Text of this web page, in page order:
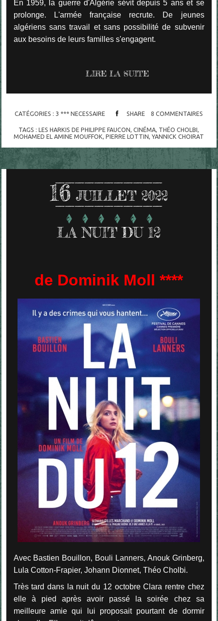
En 1959, la guerre d'Algérie sévit depuis 5 ans et se
prolonge. L'armée française recrute. De jeunes
algériens sans travail et sans possibilité de subvenir
aux besoins de leurs familles s'engagent.
LIRE LA SUITE
CATÉGORIES : 3 *** NECESSAIRE SHARE 8 COMMENTAIRES
TAGS :LES HARKIS DE PHILIPPE FAUCON ,CINÉMA THÉO CHOLBI
MOHAMED EL AMINE MOUFFOK ,PIERRE LOTTIN ,YANNICK CHOIRAT
16 JUILLET 2022
LA NUIT DU 12
de Dominik Moll ****
Avec Bastien Bouillon, Bouli Lanners, Anouk Grinberg,
Lula Cotton-Frapier, Johann Dionnet, Théo Cholbi.
Très tard dans la nuit du 12 octobre Clara rentre chez
elle à pied après avoir passé la soirée chez sa
meilleure amie qui lui proposait pourtant de dormir